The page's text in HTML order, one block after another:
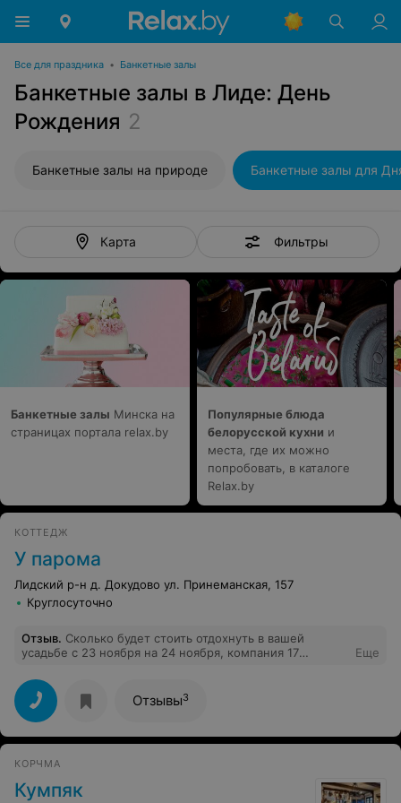
Все для праздника • Банкетные залы
Банкетные залы в Лиде: День
Рождения 2
Банкетные залы на природе
Карта Фильтры
Банкетные залы Минска на
страницах портала relax.by
Популярные блюда
белорусской кухни и
места, где их можно
попробовать, в каталоге
Relax.by
КОТТЕДЖ
У парома
Лидский р-н д. Докудово ул. Принеманская, 157
Круглосуточно
Отзыв. Сколько будет стоить отдохнуть в вашей
усадьбе с 23 ноября на 24 ноября, компания 17
1ый 2ой и третий дом. Ответ на почту zakvas@list.ru.
Спасибо
Еще
Отзывы3
КОРЧМА
Кумпяк